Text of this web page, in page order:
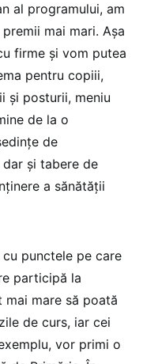
al programului, am
mai mari. Aşa
firme şi vom putea
pentru copiii,
şi posturii, meniu
de la o
de
şi tabere de
a sănătăţii
punctele pe care
participă la
mai mare să poată
de curs, iar cei
vor primi o